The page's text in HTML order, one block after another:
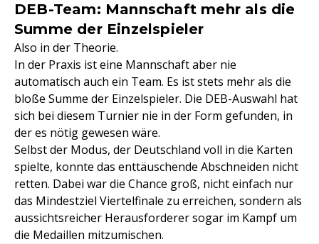
DEB-Team: Mannschaft mehr als die
Summe der Einzelspieler
Also in der Theorie.
In der Praxis ist eine Mannschaft aber nie
automatisch auch ein Team. Es ist stets mehr als die
bloße Summe der Einzelspieler. Die DEB-Auswahl hat
sich bei diesem Turnier nie in der Form gefunden, in
der es nötig gewesen wäre.
Selbst der Modus, der Deutschland voll in die Karten
spielte, konnte das enttäuschende Abschneiden nicht
retten. Dabei war die Chance groß, nicht einfach nur
das Mindestziel Viertelfinale zu erreichen, sondern als
aussichtsreicher Herausforderer sogar im Kampf um
die Medaillen mitzumischen.